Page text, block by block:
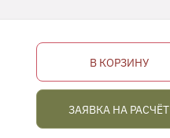
В КОРЗИНУ
ЗАЯВКА НА РАСЧЁТ